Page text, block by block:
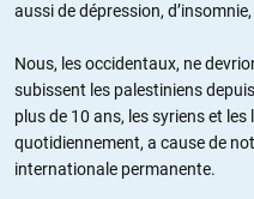
aussi de dépression,
Nous, les occidentaux, ne
subissent les palestiniens
plus de 10 ans, les syriens et
quotidiennement, a cause de
internationale permanente.